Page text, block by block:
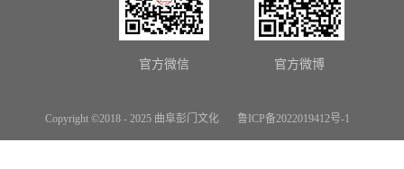
Copyright ©2018 - 2025 曲阜彭门文化 鲁ICP备2022019412号-1
官方微信 官方微博